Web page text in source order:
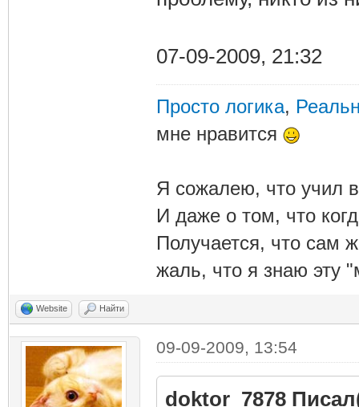
07-09-2009, 21:32
Просто логика,
мне нравится
Я сожалею, что учил
И даже о том, что
Получается, что сам
жаль, что я знаю эту
Website Найти
09-09-2009, 13:54
doktor_7878